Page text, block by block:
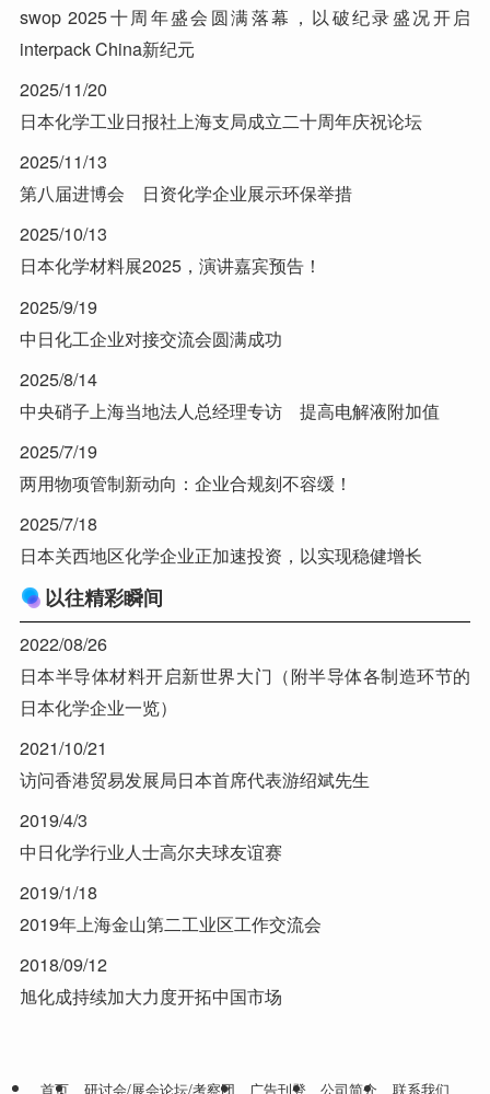
swop 2025十周年盛会圆满落幕，以破纪录盛况开启
interpack China新纪元
2025/11/20
日本化学工业日报社上海支局成立二十周年庆祝论坛
2025/11/13
第八届进博会 日资化学企业展示环保举措
2025/10/13
日本化学材料展2025，演讲嘉宾预告！
2025/9/19
中日化工企业对接交流会圆满成功
2025/8/14
中央硝子上海当地法人总经理专访 提高电解液附加值
2025/7/19
两用物项管制新动向：企业合规刻不容缓！
2025/7/18
日本关西地区化学企业正加速投资，以实现稳健增长
以往精彩瞬间
2022/08/26
日本半导体材料开启新世界大门（附半导体各制造环节的
日本化学企业一览）
2021/10/21
访问香港贸易发展局日本首席代表游绍斌先生
2019/4/3
中日化学行业人士高尔夫球友谊赛
2019/1/18
2019年上海金山第二工业区工作交流会
2018/09/12
旭化成持续加大力度开拓中国市场
首页 研讨会/展会论坛/考察团 广告刊登 公司简介 联系我们